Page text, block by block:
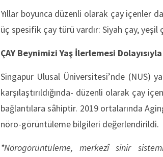
Yıllar boyunca düzenli olarak çay içenler
üç spesifik çay türü vardır: Siyah çay, yeşil
ÇAY Beynimizi Yaş İlerlemesi
Singapur Ulusal Üniversitesi’nde (NUS)
karşılaştırıldığında- düzenli olarak çay
bağlantılara sâhiptir. 2019 ortalarında
nöro-görüntüleme bilgileri değerlendirildi.
*Nörogörüntüleme, merkezî sinir